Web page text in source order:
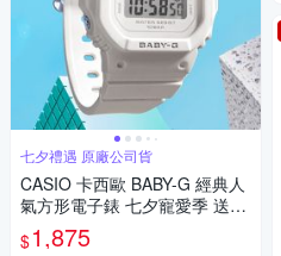
七夕禮遇 原廠公司貨
CASIO 卡西歐 BABY-G 經典人
氣方形電子錶 七夕寵愛季 送禮
推薦 BGD-565U-7
$1,875